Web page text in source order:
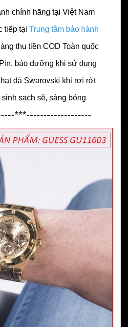
chính hãng tại Việt Nam
tiếp tại Trung tâm bảo hành
thu tiền COD Toàn quốc
bảo dưỡng khi sử dụng
đá Swarovski khi rơi rớt
sinh sạch sẽ, sáng bóng
***-------------------